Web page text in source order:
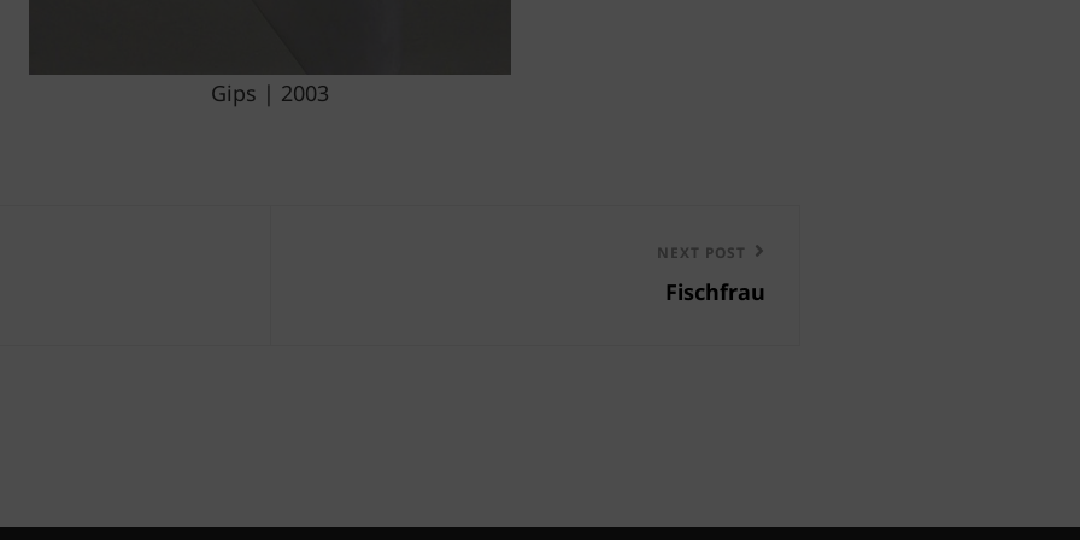
Gips | 2003
NEXT POST
Fischfrau